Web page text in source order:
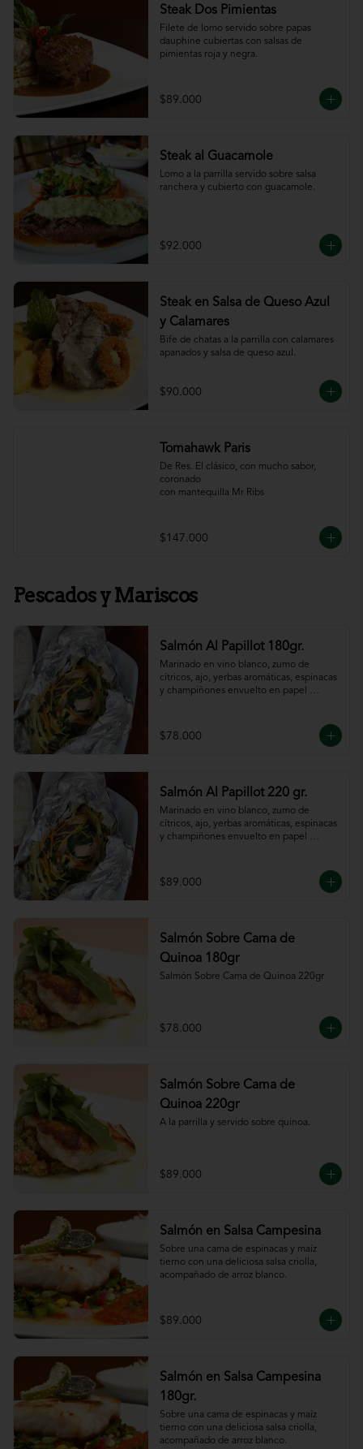
Steak Dos Pimientas
Filete de lomo servido sobre papas
dauphine cubiertas con salsas de
pimientas roja y negra.
$89.000
Steak al Guacamole
Lomo a la parrilla servido sobre salsa
ranchera y cubierto con guacamole.
$92.000
Steak en Salsa de Queso Azul
y Calamares
Bife de chatas a la parrilla con calamares
apanados y salsa de queso azul.
$90.000
Tomahawk Paris
De Res. El clásico, con mucho sabor,
coronado
con mantequilla Mr Ribs
$147.000
Pescados y Mariscos
Salmón Al Papillot 180gr.
Marinado en vino blanco, zumo de
cítricos, ajo, yerbas aromáticas, espinacas
y champiñones envuelto en papel
$78.000
Salmón Al Papillot 220 gr.
Marinado en vino blanco, zumo de
cítricos, ajo, yerbas aromáticas, espinacas
y champiñones envuelto en papel
$89.000
Salmón Sobre Cama de
Quinoa 180gr
Salmón Sobre Cama de Quinoa 220gr
$78.000
Salmón Sobre Cama de
Quinoa 220gr
A la parrilla y servido sobre quinoa.
$89.000
Salmón en Salsa Campesina
Sobre una cama de espinacas y maíz
tierno con una deliciosa salsa criolla,
acompañado de arroz blanco.
$89.000
Salmón en Salsa Campesina
180gr.
Sobre una cama de espinacas y maíz
tierno con una deliciosa salsa criolla,
acompañado de arroz blanco.